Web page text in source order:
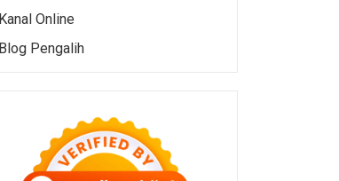
Kanal Online
Blog Pengalih